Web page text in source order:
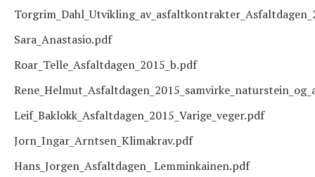
Sara_Anastasio.pdf
Roar_Telle_Asfaltdagen_2015_b.pdf
Leif_Baklokk_Asfaltdagen_2015_Varige_veger.pdf
Jorn_Ingar_Arntsen_Klimakrav.pdf
Hans_Jorgen_Asfaltdagen_ Lemminkainen.pdf